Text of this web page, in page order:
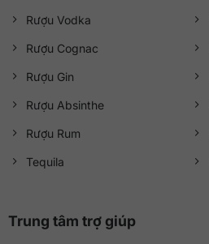
Rượu Vodka
Rượu Cognac
Rượu Gin
Rượu Absinthe
Rượu Rum
Tequila
Trung tâm trợ giúp